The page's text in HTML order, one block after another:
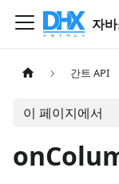
자
간트 API
이 페이지에서